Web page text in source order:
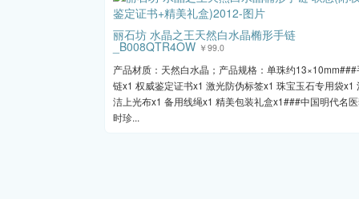
丽石坊 水晶之王天然白水晶椭形手链
_B008QTR4OW ￥99.0
产品材质：天然白水晶；产品规格：单珠约13×10mm###
链x1 权威鉴定证书x1 激光防伪标签x1 珠宝玉石专用袋x1
洁上光布x1 备用线绳x1 精美包装礼盒x1###中国明代名
时珍...